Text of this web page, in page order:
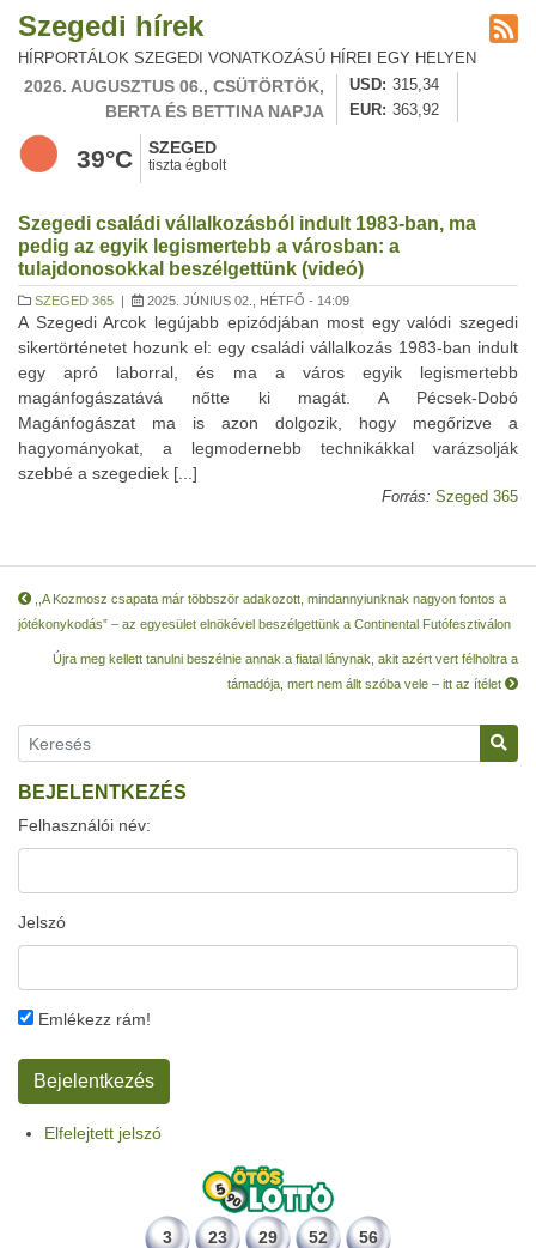
Szegedi hírek
HÍRPORTÁLOK SZEGEDI VONATKOZÁSÚ HÍREI EGY HELYEN
2026. AUGUSZTUS 06., CSÜTÖRTÖK,
BERTA ÉS BETTINA NAPJA
USD
315,34
EUR
363,92
39°C SZEGED
tiszta égbolt
Szegedi családi vállalkozásból indult 1983-ban, ma
pedig az egyik legismertebb a városban: a
tulajdonosokkal beszélgettünk (videó)
SZEGED 365 | 2025. JÚNIUS 02., HÉTFŐ - 14:09
A Szegedi Arcok legújabb epizódjában most egy valódi szegedi
sikertörténetet hozunk el: egy családi vállalkozás 1983-ban indult
egy apró laborral, és ma a város egyik legismertebb
magánfogászatává nőtte ki magát. A Pécsek-Dobó
Magánfogászat ma is azon dolgozik, hogy megőrizve a
hagyományokat, a legmodernebb technikákkal varázsolják
szebbé a szegediek [...]
Forrás: Szeged 365
,,A Kozmosz csapata már többször adakozott, mindannyiunknak nagyon fontos a
jótékonykodás” – az egyesület elnökével beszélgettünk a Continental Futófesztiválon
Újra meg kellett tanulni beszélnie annak a fiatal lánynak, akit azért vert félholtra a
támadója, mert nem állt szóba vele – itt az ítélet
BEJELENTKEZÉS
Felhasználói név:
Jelszó
Emlékezz rám!
Elfelejtett jelszó
3 23 29 52 56